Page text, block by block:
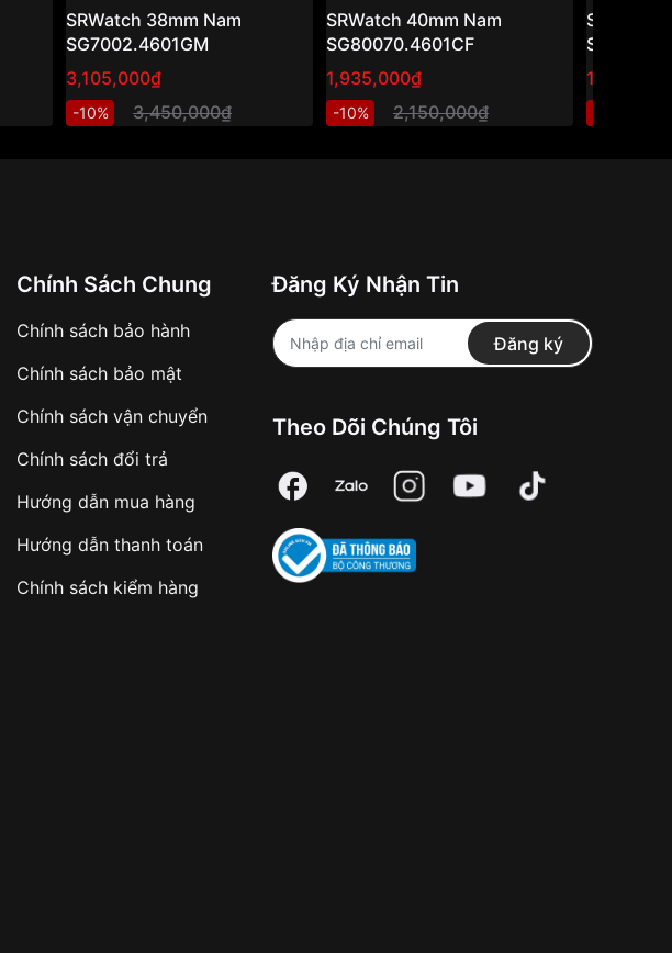
SRWatch 38mm Nam
SG7002.4601GM
3,105,000₫
-10% 3,450,000₫
SRWatch 40mm Nam
SG80070.4601CF
1,935,000₫
-10% 2,150,000₫
SRwatch
Chính Sách Chung
Chính sách bảo hành
Chính sách bảo mật
Chính sách vận chuyển
Chính sách đổi trả
Hướng dẫn mua hàng
Hướng dẫn thanh toán
Chính sách kiểm hàng
Đăng Ký Nhận Tin
Đăng ký
Theo Dõi Chúng Tôi